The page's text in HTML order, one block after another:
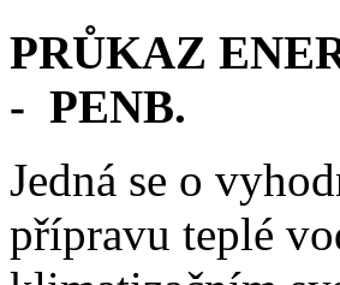
PRŮKAZ
- PENB.
Jedná se o
přípravu teplé